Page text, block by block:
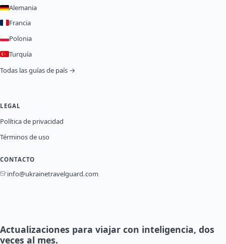
Alemania
Francia
Polonia
Turquía
Todas las guías de país →
LEGAL
Política de privacidad
Términos de uso
CONTACTO
info@ukrainetravelguard.com
Actualizaciones para viajar con inteligencia, dos
veces al mes.